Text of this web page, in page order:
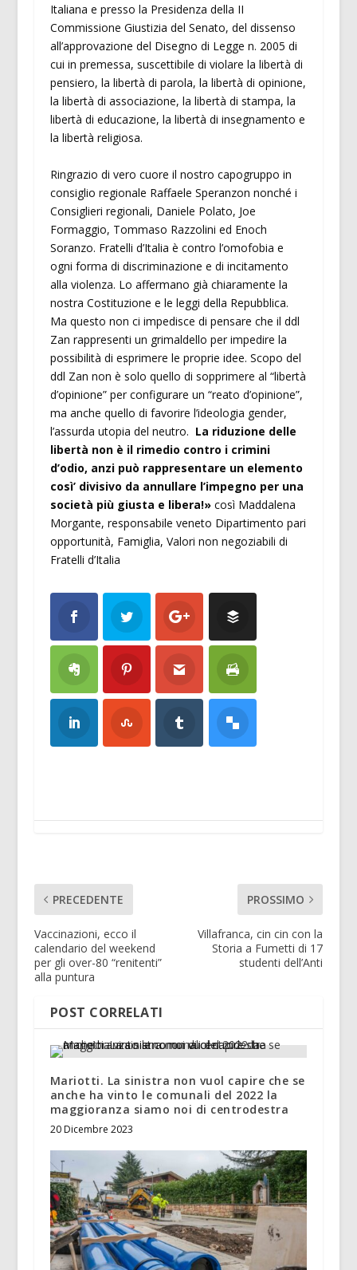
Italiana e presso la Presidenza della II
Commissione Giustizia del Senato, del dissenso
all’approvazione del Disegno di Legge n. 2005 di
cui in premessa, suscettibile di violare la libertà di
pensiero, la libertà di parola, la libertà di opinione,
la libertà di associazione, la libertà di stampa, la
libertà di educazione, la libertà di insegnamento e
la libertà religiosa.
Ringrazio di vero cuore il nostro capogruppo in
consiglio regionale Raffaele Speranzon nonché i
Consiglieri regionali, Daniele Polato, Joe
Formaggio, Tommaso Razzolini ed Enoch
Soranzo. Fratelli d’Italia è contro l’omofobia e
ogni forma di discriminazione e di incitamento
alla violenza. Lo affermano già chiaramente la
nostra Costituzione e le leggi della Repubblica.
Ma questo non ci impedisce di pensare che il ddl
Zan rappresenti un grimaldello per impedire la
possibilità di esprimere le proprie idee. Scopo del
ddl Zan non è solo quello di sopprimere al “libertà
d’opinione” per configurare un “reato d’opinione”,
ma anche quello di favorire l’ideologia gender,
l’assurda utopia del neutro. La riduzione delle
libertà non è il rimedio contro i crimini
d’odio, anzi può rappresentare un elemento
così’ divisivo da annullare l’impegno per una
società più giusta e libera!» così Maddalena
Morgante, responsabile veneto Dipartimento pari
opportunità, Famiglia, Valori non negoziabili di
Fratelli d’Italia
PRECEDENTE
Vaccinazioni, ecco il
calendario del weekend
per gli over-80 “renitenti”
alla puntura
PROSSIMO
Villafranca, cin cin con la
Storia a Fumetti di 17
studenti dell’Anti
POST CORRELATI
Mariotti. La sinistra non vuol capire che se
anche ha vinto le comunali del 2022 la
maggioranza siamo noi di centrodestra
20 Dicembre 2023